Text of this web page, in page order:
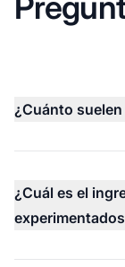
¿Cuánto
¿Cuál es el